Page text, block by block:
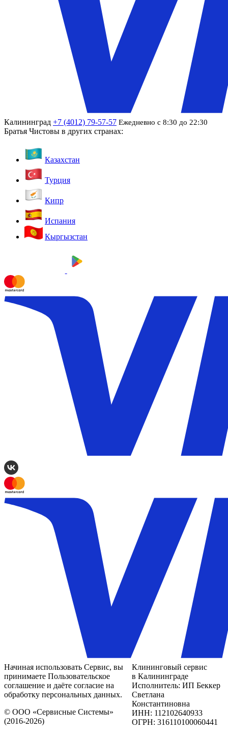
Калининград +7 (4012) 79-57-57 Ежедневно с 8:30 до 22:30
Братья Чистовы в других странах:
Казахстан
Турция
Кипр
Испания
Кыргызстан
Начиная использовать Сервис, вы
принимаете Пользовательское
соглашение и даёте согласие на
обработку персональных данных.
© ООО «Сервисные Системы»
(2016-2026)
Клининговый сервис
в Калининграде
Исполнитель: ИП Беккер
Светлана
Константиновна
ИНН: 112102640933
ОГРН: 316110100060441